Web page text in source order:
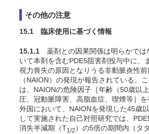
その他の注意
15.1 臨床使用に基づく情報
15.1.1 薬剤との因果関係は明らかでは
いて本剤を含むPDE5阻害剤投与中に、
視力喪失の原因となりうる非動脈炎性
（NAION）の発現が報告されている 。
は、NAIONの危険因子［年齢（50歳以
圧、冠動脈障害、高脂血症、喫煙等］を
外国において、NAIONを発現した45歳
して実施された自己対照研究では、
消失半減期（T1/2 ）の5倍の期間内（タ